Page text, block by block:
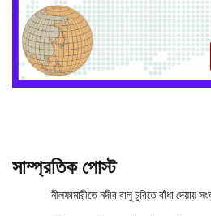
সাম্প্রতিক পোস্ট
নীলফামারীতে নদীর বালু চুরিতে বাঁধা দেয়ায়